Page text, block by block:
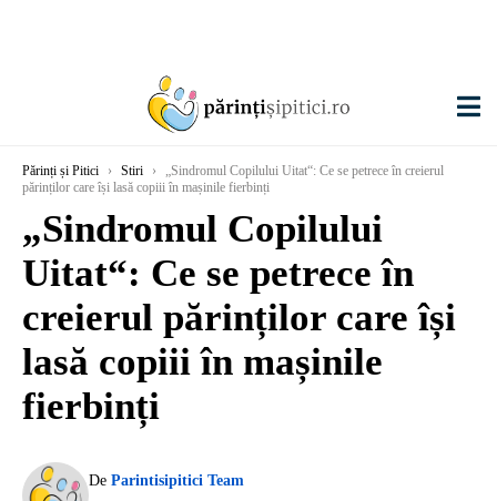
Părinți și Pitici › Stiri ›
„Sindromul Copilului Uitat“: Ce se petrece în creierul
părinților care își lasă copiii în mașinile fierbinți
„Sindromul Copilului
Uitat“: Ce se petrece în
creierul părinților care își
lasă copiii în mașinile
fierbinți
De Parintisipitici Team